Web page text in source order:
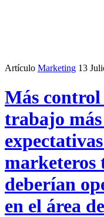
Artículo Marketing 13
Más control
trabajo
marketeros
deberían
en el área